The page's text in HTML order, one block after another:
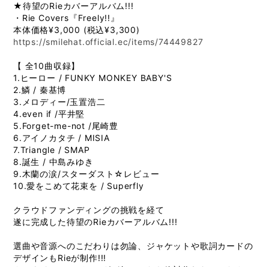
★待望のRieカバーアルバム!!!
・Rie Covers『Freely!!』
本体価格¥3,000 (税込¥3,300)
https://smilehat.official.ec/items/74449827
【 全10曲収録】
1.ヒーロー / FUNKY MONKEY BABY'S
2.鱗 / 秦基博
3.メロディー/玉置浩二
4.even if /平井堅
5.Forget-me-not /尾崎豊
6.アイノカタチ / MISIA
7.Triangle / SMAP
8.誕生 / 中島みゆき
9.木蘭の涙/スターダスト☆レビュー
10.愛をこめて花束を / Superfly
クラウドファンディングの挑戦を経て
遂に完成した待望のRieカバーアルバム!!!
選曲や音源へのこだわりは勿論、ジャケットや歌詞カードの
デザインもRieが制作!!!